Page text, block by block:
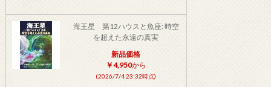
海王星 第12ハウスと魚座: 時空
を超えた永遠の真実
新品価格
￥4,950から
(2026/7/4 23:32時点)